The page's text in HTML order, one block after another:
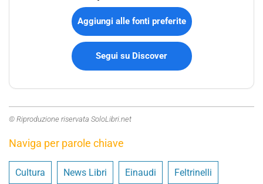
Aggiungi alle fonti preferite
Segui su Discover
© Riproduzione riservata SoloLibri.net
Naviga per parole chiave
Cultura News Libri Einaudi Feltrinelli